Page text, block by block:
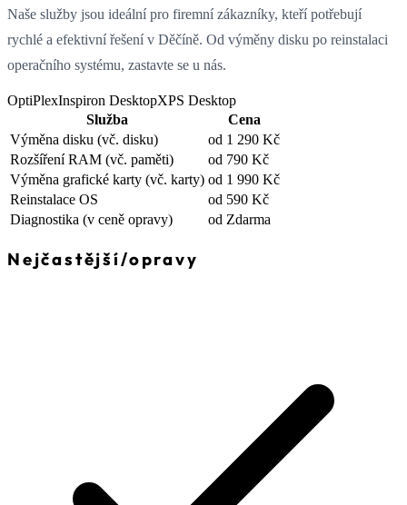
Naše služby jsou ideální pro firemní zákazníky, kteří potřebují
rychlé a efektivní řešení v Děčíně. Od výměny disku po reinstalaci
operačního systému, zastavte se u nás.
OptiPlexInspiron DesktopXPS Desktop
Služba
Cena
Výměna disku (vč. disku)
od 1 290 Kč
Rozšíření RAM (vč. paměti)
od 790 Kč
Výměna grafické karty (vč. karty) od 1 990 Kč
Reinstalace OS
od 590 Kč
Diagnostika (v ceně opravy) od Zdarma
Nejčastější/opravy